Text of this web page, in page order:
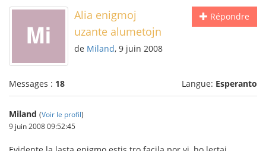
Répondre
Alia enigmoj
uzante alumetojn
de Miland, 9 juin 2008
Messages : 18 Langue: Esperanto
Miland (Voir le profil)
9 juin 2008 09:52:45